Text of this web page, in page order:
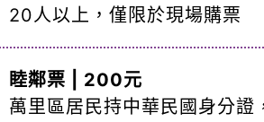
20人以上，僅限於現場購票
睦鄰票 | 200元
萬里區居民持中華民國身分證